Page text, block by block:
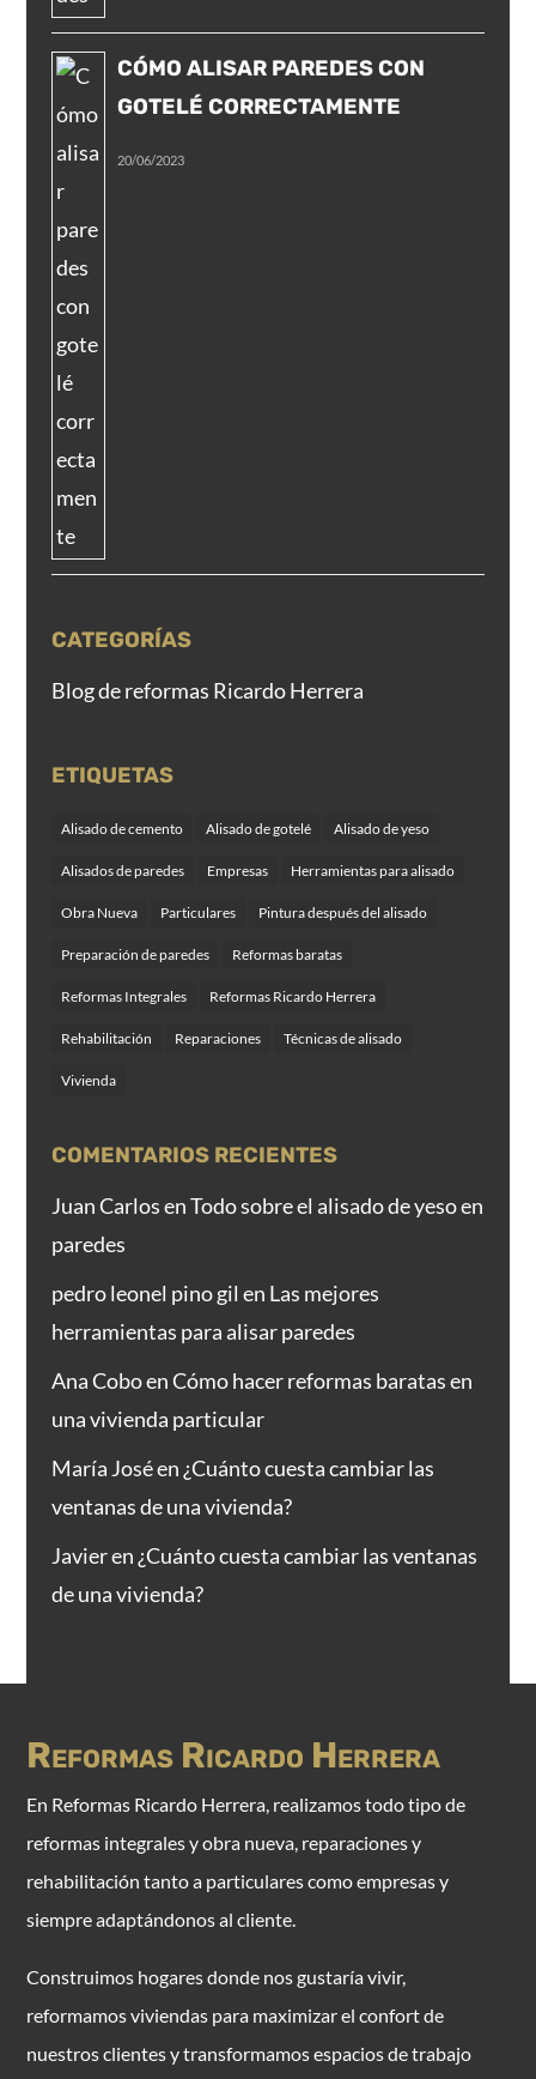
CÓMO ALISAR PAREDES CON
GOTELÉ CORRECTAMENTE
20/06/2023
CATEGORÍAS
Blog de reformas Ricardo Herrera
ETIQUETAS
Alisado de cemento Alisado de gotelé Alisado de yeso
Alisados de paredes Empresas Herramientas para alisado
Obra Nueva Particulares Pintura después del alisado
Preparación de paredes Reformas baratas
Reformas Integrales Reformas Ricardo Herrera
Rehabilitación Reparaciones Técnicas de alisado
Vivienda
COMENTARIOS RECIENTES
Juan CarlosenTodo sobre el alisado de yeso en
paredes
pedro leonel pino gil en Las mejores
herramientas para alisar paredes
Ana CoboenCómo hacer reformas baratas en
una vivienda particular
María Joséen ¿Cuánto cuesta cambiar las
ventanas de una vivienda?
Javieren ¿Cuánto cuesta cambiar las ventanas
de una vivienda?
Reformas Ricardo Herrera
En Reformas Ricardo Herrera, realizamos todo tipo de
reformas integrales y obra nueva, reparaciones y
rehabilitación tanto a particulares como empresas y
siempre adaptándonos al cliente.
Construimos hogares donde nos gustaría vivir,
reformamos viviendas para maximizar el confort de
nuestros clientes y transformamos espacios de trabajo